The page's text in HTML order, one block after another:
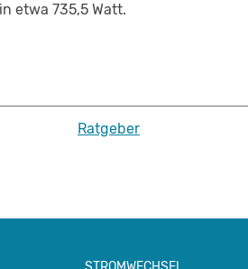
etwa 735,5 Watt.
Ratgeber